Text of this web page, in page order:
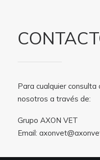
Para cualquier
nosotros a través de:
Grupo AXON VET
Email: